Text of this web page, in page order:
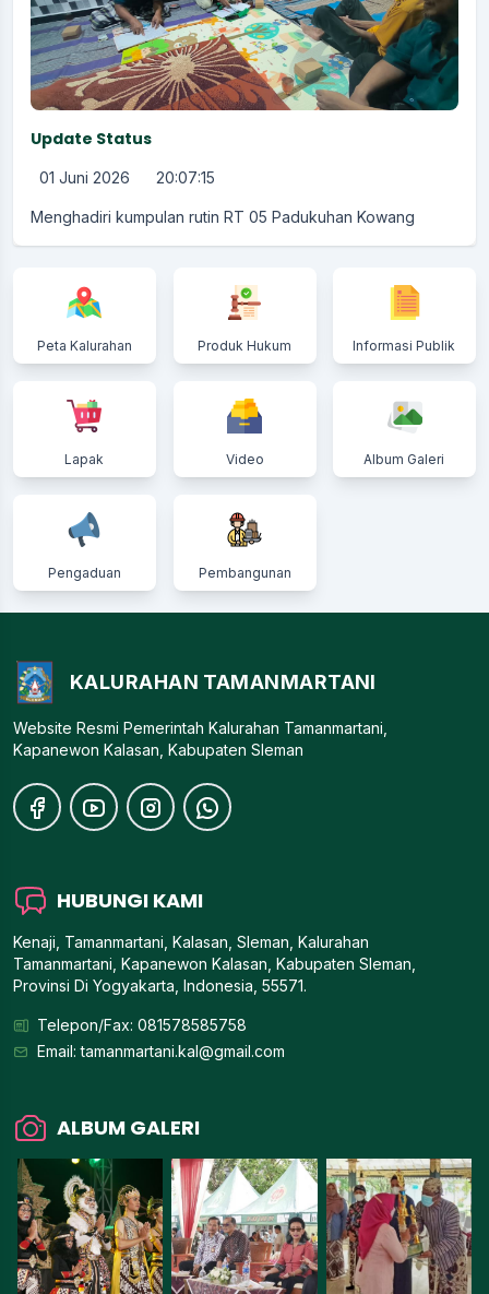
Update Status
01 Juni 2026 20:07:15
Menghadiri kumpulan rutin RT 05 Padukuhan Kowang
Peta Kalurahan Produk Hukum Informasi Publik
Lapak Video Album Galeri
Pengaduan Pembangunan
KALURAHAN TAMANMARTANI
Website Resmi Pemerintah Kalurahan Tamanmartani,
Kapanewon Kalasan, Kabupaten Sleman
HUBUNGI KAMI
Kenaji, Tamanmartani, Kalasan, Sleman, Kalurahan
Tamanmartani, Kapanewon Kalasan, Kabupaten Sleman,
Provinsi Di Yogyakarta, Indonesia, 55571.
Telepon/Fax: 081578585758
Email:tamanmartani.kal@gmail.com
ALBUM GALERI